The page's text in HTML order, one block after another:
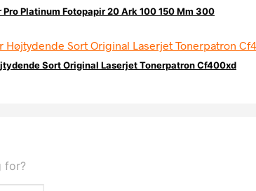
Pro Platinum Fotopapir 20 Ark 100 150 Mm 300
Sort Original Laserjet Tonerpatron Cf400xd
for?